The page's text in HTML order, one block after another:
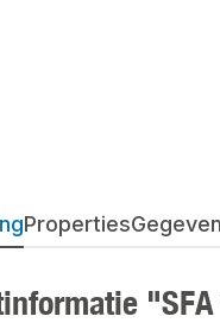
Properties
"SFA